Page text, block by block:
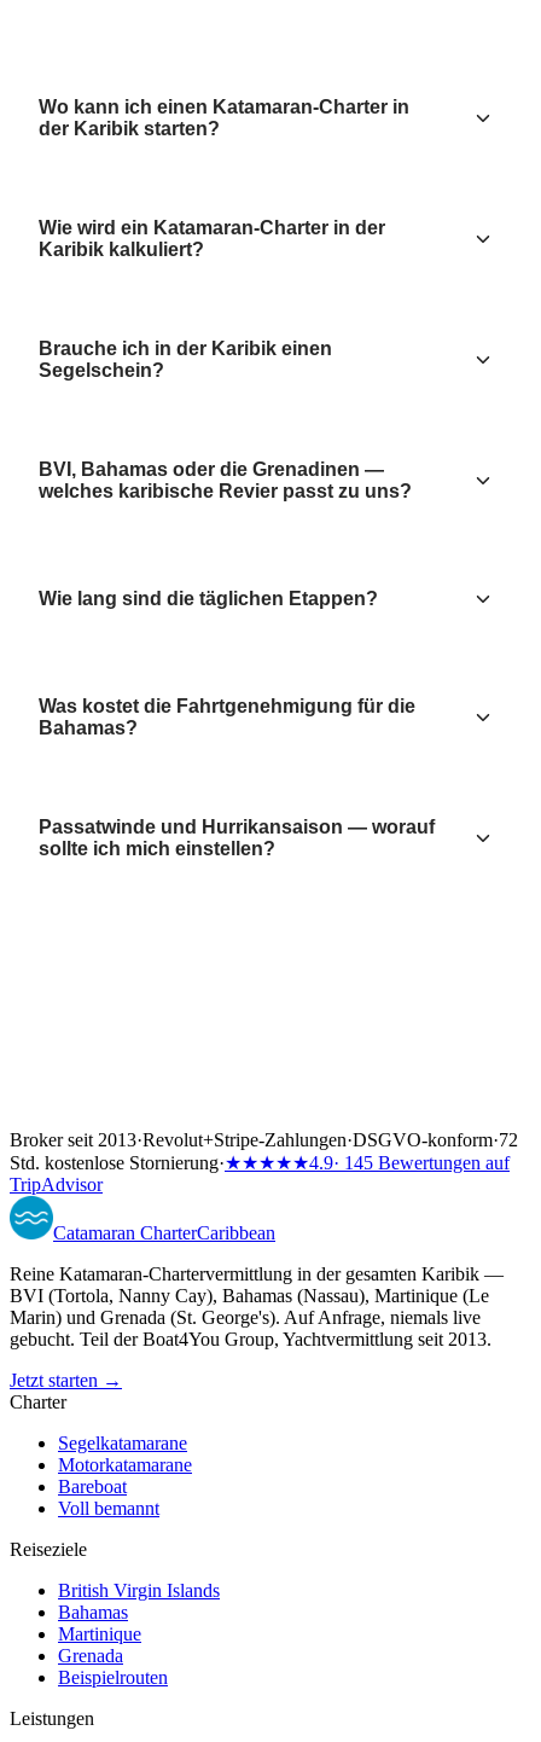
Wo kann ich einen Katamaran-Charter in
der Karibik starten?
Wie wird ein Katamaran-Charter in der
Karibik kalkuliert?
Brauche ich in der Karibik einen
Segelschein?
BVI, Bahamas oder die Grenadinen —
welches karibische Revier passt zu uns?
Wie lang sind die täglichen Etappen?
Was kostet die Fahrtgenehmigung für die
Bahamas?
Passatwinde und Hurrikansaison — worauf
sollte ich mich einstellen?
Broker seit 2013·Revolut+Stripe-Zahlungen·DSGVO-konform·72
Std. kostenlose Stornierung·★★★★★4.9· 145 Bewertungen auf
TripAdvisor
Catamaran CharterCaribbean
Reine Katamaran-Chartervermittlung in der gesamten Karibik —
BVI (Tortola, Nanny Cay), Bahamas (Nassau), Martinique (Le
Marin) und Grenada (St. George's). Auf Anfrage, niemals live
gebucht. Teil der Boat4You Group, Yachtvermittlung seit 2013.
Jetzt starten →
Charter
Segelkatamarane
Motorkatamarane
Bareboat
Voll bemannt
Reiseziele
British Virgin Islands
Bahamas
Martinique
Grenada
Beispielrouten
Leistungen